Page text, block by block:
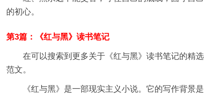
的初心。
第3篇：《红与黑》读书笔记
在可以搜索到更多关于《红与黑》读书笔记的精选
范文。
《红与黑》是一部现实主义小说。它的写作背景是